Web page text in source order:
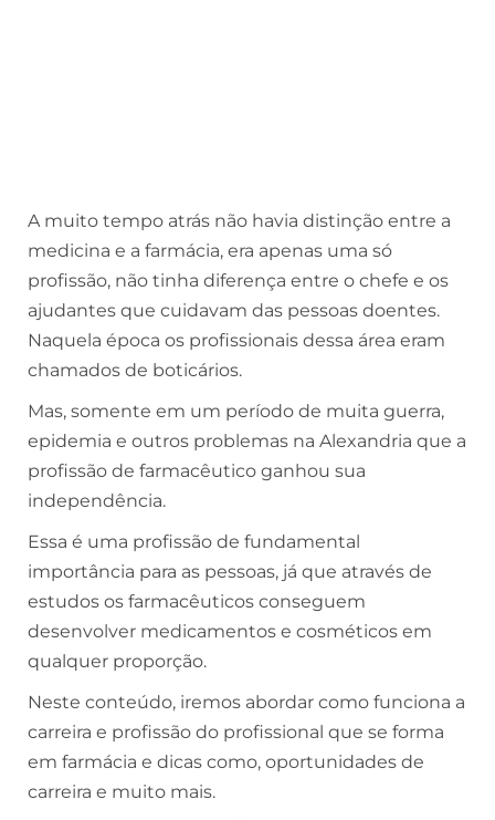
A muito tempo atrás não havia distinção entre a
medicina e a farmácia, era apenas uma só
profissão, não tinha diferença entre o chefe e os
ajudantes que cuidavam das pessoas doentes.
Naquela época os profissionais dessa área eram
chamados de boticários.
Mas, somente em um período de muita guerra,
epidemia e outros problemas na Alexandria que a
profissão de farmacêutico ganhou sua
independência.
Essa é uma profissão de fundamental
importância para as pessoas, já que através de
estudos os farmacêuticos conseguem
desenvolver medicamentos e cosméticos em
qualquer proporção.
Neste conteúdo, iremos abordar como funciona a
carreira e profissão do profissional que se forma
em farmácia e dicas como, oportunidades de
carreira e muito mais.